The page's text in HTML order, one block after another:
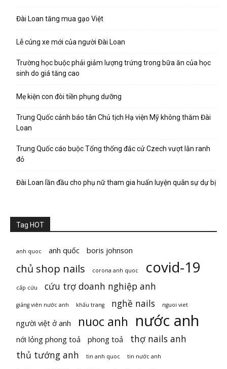
Đài Loan tăng mua gạo Việt
Lễ cúng xe mới của người Đài Loan
Trường học buộc phải giảm lượng trứng trong bữa ăn của học
sinh do giá tăng cao
Mẹ kiện con đòi tiền phụng dưỡng
Trung Quốc cảnh báo tân Chủ tịch Hạ viện Mỹ không thăm Đài
Loan
Trung Quốc cáo buộc Tổng thống đắc cử Czech vượt lằn ranh
đỏ
Đài Loan lần đầu cho phụ nữ tham gia huấn luyện quân sự dự bị
Tag HOT
anh quoc anh quốc boris johnson
chủ shop nails corona anh quoc covid-19
cấp cứu cứu trợ doanh nghiệp anh
giảng viên nước anh khẩu trang nghề nails nguoi viet
người việt ở anh nuoc anh nước anh
nới lỏng phong toả phong toả
thợ nails anh
thủ tướng anh
tin anh quoc tin nước anh